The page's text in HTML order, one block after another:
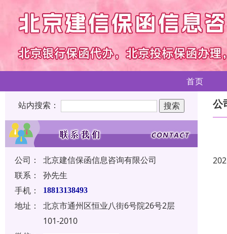
首页
站内搜索：
公司：
北京建信保函信息咨询有限公司
联系：
孙先生
手机：
18813138493
地址：
北京市通州区恒业八街6号院26号2层
101-2010
公